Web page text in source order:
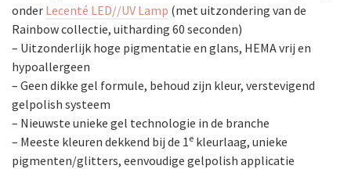
onder Lecenté LED//UV Lamp (met uitzondering van de
Rainbow collectie, uitharding 60 seconden)
– Uitzonderlijk hoge pigmentatie en glans, HEMA vrij en
hypoallergeen
– Geen dikke gel formule, behoud zijn kleur, verstevigend
gelpolish systeem
– Nieuwste unieke gel technologie in de branche
– Meeste kleuren dekkend bij de 1e kleurlaag, unieke
pigmenten/glitters, eenvoudige gelpolish applicatie